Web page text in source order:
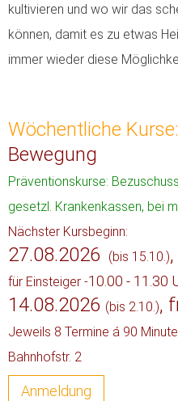
kultivieren und wo wir das
können, damit es zu etwas
immer wieder diese
Wöchentliche Kurse:
Bewegung
Präventionskurse:
gesetzl. Krankenkassen, bei
Nächster Kursbeginn:
27.08.2026 (bis 15.10.)
für Einsteiger -10.00 - 11.30
14.08.2026 (bis 2.10.), f
Jeweils 8 Termine á 90 Minu
Bahnhofstr. 2
Anmeldung